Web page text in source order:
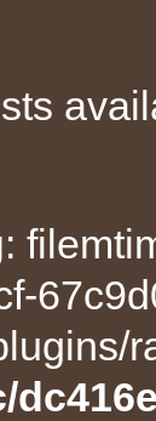
: